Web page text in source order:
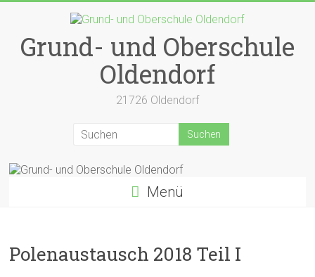
springenGrund- und Oberschule
Oldendorf
21726 Oldendorf
Menü
Polenaustausch 2018 Teil I